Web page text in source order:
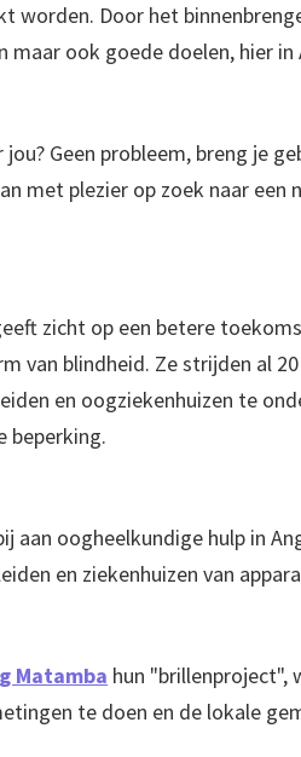
worden. Door het
ook goede doelen, hier
Geen probleem, breng je
met plezier op zoek naar een
zicht op een betere
van blindheid. Ze strijden al
en oogziekenhuizen te
beperking.
aan oogheelkundige hulp in
en ziekenhuizen van
Matamba hun "brillenproject",
te doen en de lokale